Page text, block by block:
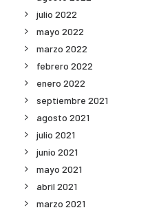
julio 2022
mayo 2022
marzo 2022
febrero 2022
enero 2022
septiembre 2021
agosto 2021
julio 2021
junio 2021
mayo 2021
abril 2021
marzo 2021